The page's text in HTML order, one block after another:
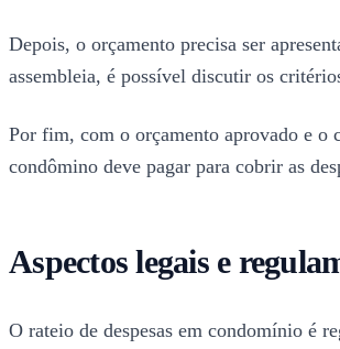
Depois, o orçamento precisa ser
assembleia, é possível discutir os
Por fim, com o orçamento aprovado e o
condômino deve pagar para cobrir as
Aspectos legais e
O rateio de despesas em condomínio é